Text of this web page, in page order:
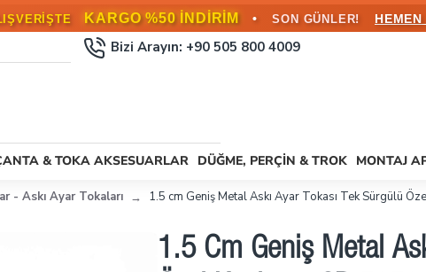
SİPARİŞLERDE KARGO BEDAVA! • HEMEN
Bizi Arayın: +90 505 800 4009
& TOKA AKSESUARLAR DÜĞME, PERÇIN & TROK MONTAJ
- Askı Ayar Tokaları 1.5 cm Geniş Metal Askı Ayar Tokası Tek Sürgülü
1.5 Cm Geniş Metal